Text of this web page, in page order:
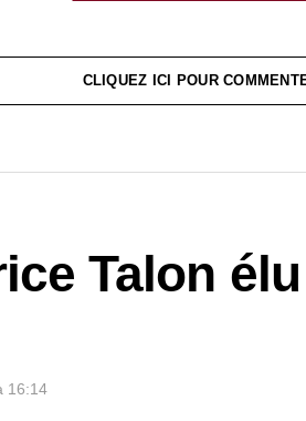
CLIQUEZ ICI POUR
Talon
16:14